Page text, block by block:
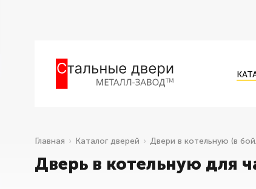
Дверь в котельную для
Главная Каталог дверей Двери в котельную (в